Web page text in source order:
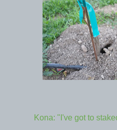
Kona: "I've got to